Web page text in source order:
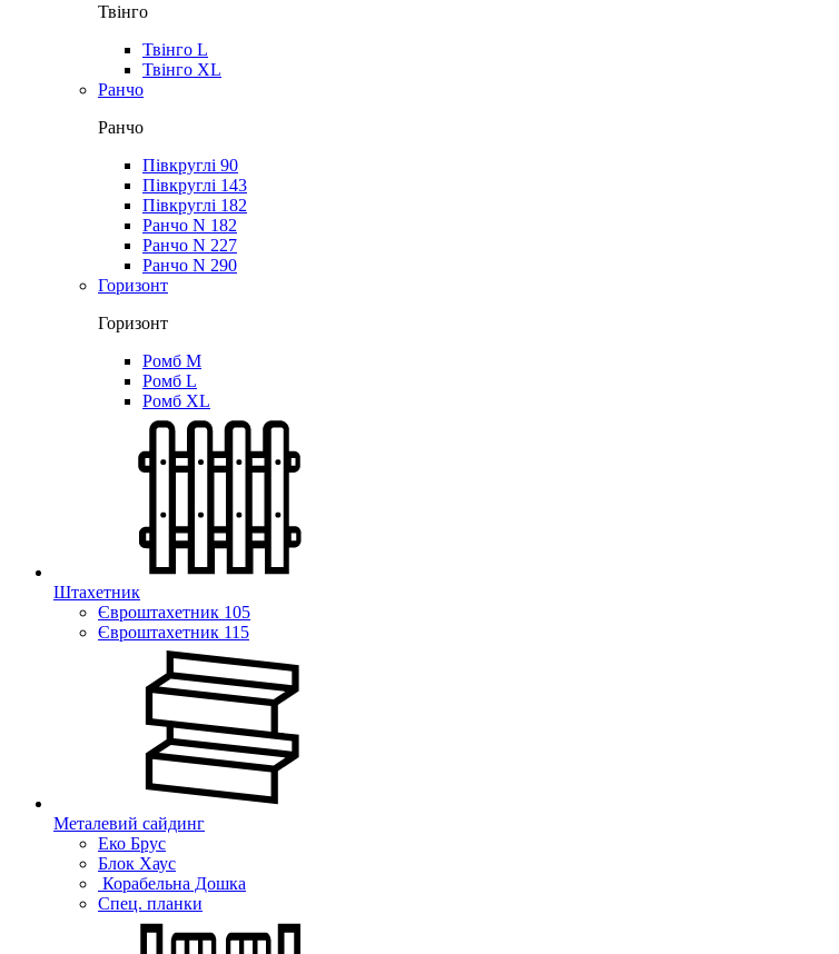
Твінго
Твінго L
Твінго XL
Ранчо
Ранчо
Півкруглі 90
Півкруглі 143
Півкруглі 182
Ранчо N 182
Ранчо N 227
Ранчо N 290
Горизонт
Горизонт
Ромб M
Ромб L
Ромб XL
Штахетник
Євроштахетник 105
Євроштахетник 115
Металевий сайдинг
Еко Брус
Блок Хаус
Корабельна Дошка
Спец. планки